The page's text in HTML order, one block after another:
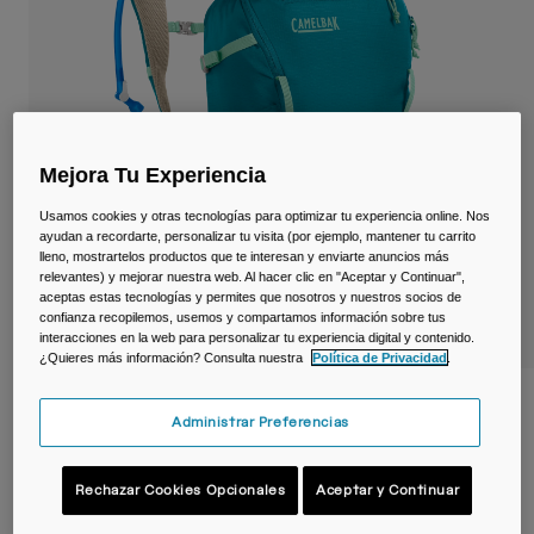
Tazas y Vasos
Riñoneras
Bolsas Hidratación
Accessorios
Ver todo
Mochila de hidratación Cloud Walker™
18 L con depósito Crux® 2,5 L
N.º de artículo38753-D52-OS
Mejora Tu Experiencia
Usamos cookies y otras tecnologías para optimizar tu experiencia online. Nos
ayudan a recordarte, personalizar tu visita (por ejemplo, mantener tu carrito
lleno, mostrartelos productos que te interesan y enviarte anuncios más
relevantes) y mejorar nuestra web. Al hacer clic en "Aceptar y Continuar",
aceptas estas tecnologías y permites que nosotros y nuestros socios de
confianza recopilemos, usemos y compartamos información sobre tus
interacciones en la web para personalizar tu experiencia digital y contenido.
¿Quieres más información? Consulta nuestra
Política de Privacidad
Administrar Preferencias
Rechazar Cookies Opcionales Aceptar y Continuar